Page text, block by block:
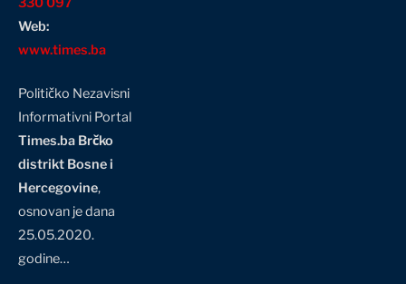
Web:
www.times.ba
Političko Nezavisni
Informativni Portal
Times.ba Brčko
distrikt Bosne i
Hercegovine,
osnovan je dana
25.05.2020.
godine…